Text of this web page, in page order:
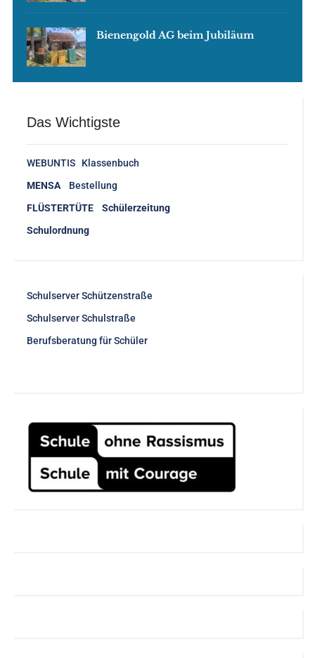
Bienengold AG beim Jubiläum
Das Wichtigste
WEBUNTIS Klassenbuch
MENSA Bestellung
FLÜSTERTÜTE Schülerzeitung
Schulordnung
Schulserver Schützenstraße
Schulserver Schulstraße
Berufsberatung für Schüler